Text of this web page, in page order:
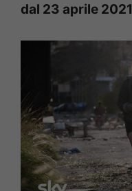
dal 23 aprile 2021